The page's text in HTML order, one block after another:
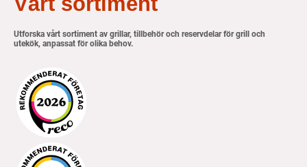
Utforska vårt sortiment av grillar, tillbehör och reservdelar för grill och
utekök, anpassat för olika behov.